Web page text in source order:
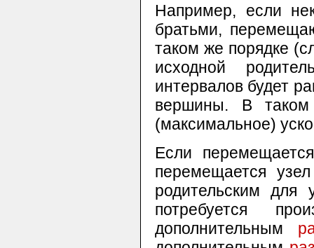
Например, если
братьми,
таком же порядке
исходной
интервалов будет
вершины. В таком
(максимальное)
Если
перемещается
родительским
потребуется
дополнительным